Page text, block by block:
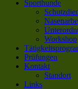
Sporthunde
Workshop
Prüfungen
Kontakt
Standort
Links